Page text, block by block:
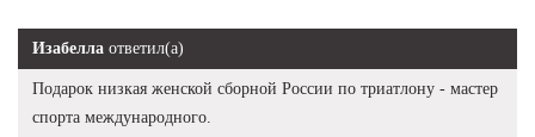
Изабелла ответил(а)
Подарок низкая женской сборной России по триатлону - мастер
спорта международного.